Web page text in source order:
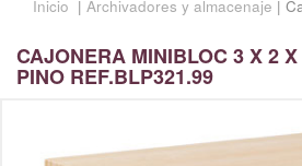
Inicio | Archivadores y almacenaje |
CAJONERA MINIBLOC 3 X 2
PINO REF.BLP321.99